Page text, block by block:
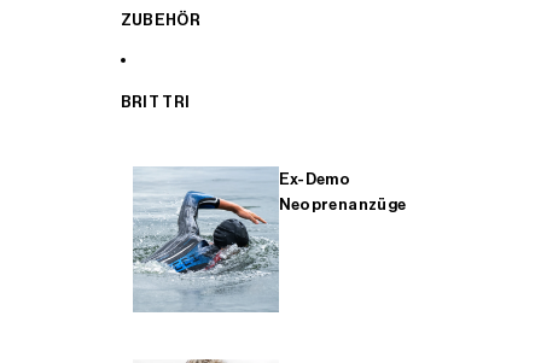
ZUBEHÖR
BRIT TRI
Ex-Demo
Neoprenanzüge